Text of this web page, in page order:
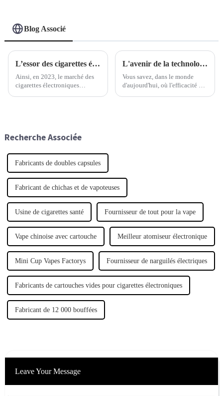
Blog Associé
L’essor des cigarettes électroniques jetables : analyse des tendances et des impacts sanitaires en 2023
Ainsi, en 2023, le marché des
cigarettes électroniques
L'avenir de la technologie Best Pod : redéfinir les normes mondiales d'approvisionnement
Vous savez, dans le monde
d'aujourd'hui, où l'efficacité et
Recherche Associée
Fabricants de doubles capsules
Fabricant de chichas et de vapoteuses
Usine de cigarettes santé Fournisseur de tout pour la vape
Vape chinoise avec cartouche Meilleur atomiseur électronique
Mini Cup Vapes Factorys Fournisseur de narguilés électriques
Fabricants de cartouches vides pour cigarettes électroniques
Fabricant de 12 000 bouffées
Leave Your Message